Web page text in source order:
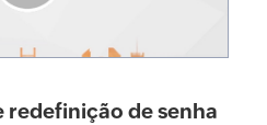
redefinição de senha